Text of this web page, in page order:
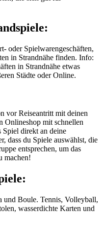
oder Spielwarengeschäften,
in Strandnähe finden. Info:
in Strandnähe etwas
Städte oder Online.
vor Reiseantritt mit deinen
Onlineshop mit schnellen
Spiel direkt an deine
dass du Spiele auswählst, die
entsprechen, um das
machen!
und Boule. Tennis, Volleyball,
wasserdichte Karten und